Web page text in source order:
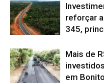
reforçar
345,
Mais de
em Bonito